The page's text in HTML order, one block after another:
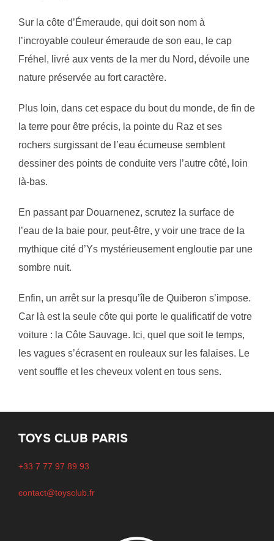
Sur la côte d’Émeraude, qui doit son nom à
l’incroyable couleur émeraude de son eau, le cap
Fréhel, livré aux vents de la mer du Nord, dévoile une
nature préservée au fort caractère.
Plus loin, dans cet espace du bout du monde, de fin de
la terre pour être précis, la pointe du Raz et ses
rochers surgissant de l’eau écumeuse semblent
dessiner des points de conduite vers l’autre côté, loin
là-bas.
En passant par Douarnenez, scrutez la surface de
l’eau de la baie pour, peut-être, y voir une trace de la
mythique cité d’Ys mystérieusement engloutie par une
sombre nuit.
Enfin, un arrêt sur la presqu’île de Quiberon s’impose.
Car là est la seule côte qui porte le qualificatif de votre
voiture : la Côte Sauvage. Ici, quel que soit le temps,
les vagues s’écrasent en rouleaux sur les falaises. Le
vent souffle et les cheveux volent en tous sens.
TOYS CLUB PARIS
+33 7 77 97 89 93
contact@toysclub.fr